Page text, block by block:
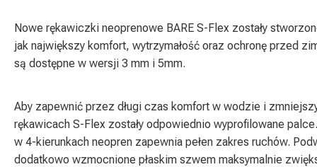
Nowe rękawiczki neoprenowe BARE S-Flex zostały
jak największy komfort, wytrzymałość oraz ochronę przed
są dostępne w wersji 3 mm i 5mm.
Aby zapewnić przez długi czas komfort w wodzie i
rękawicach S-Flex zostały odpowiednio wyprofilowane
w 4-kierunkach neopren zapewnia pełen zakres ruchów.
dodatkowo wzmocnione płaskim szwem maksymalnie